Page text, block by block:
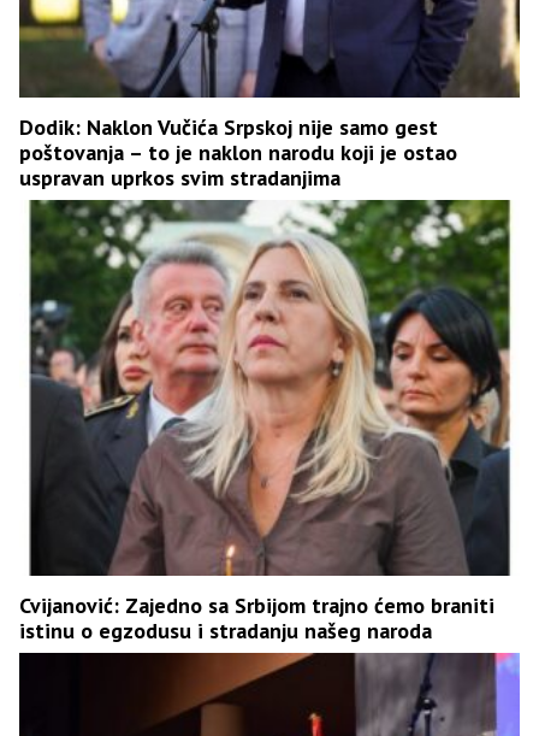
Dodik: Naklon Vučića Srpskoj nije samo gest
poštovanja – to je naklon narodu koji je ostao
uspravan uprkos svim stradanjima
Cvijanović: Zajedno sa Srbijom trajno ćemo braniti
istinu o egzodusu i stradanju našeg naroda